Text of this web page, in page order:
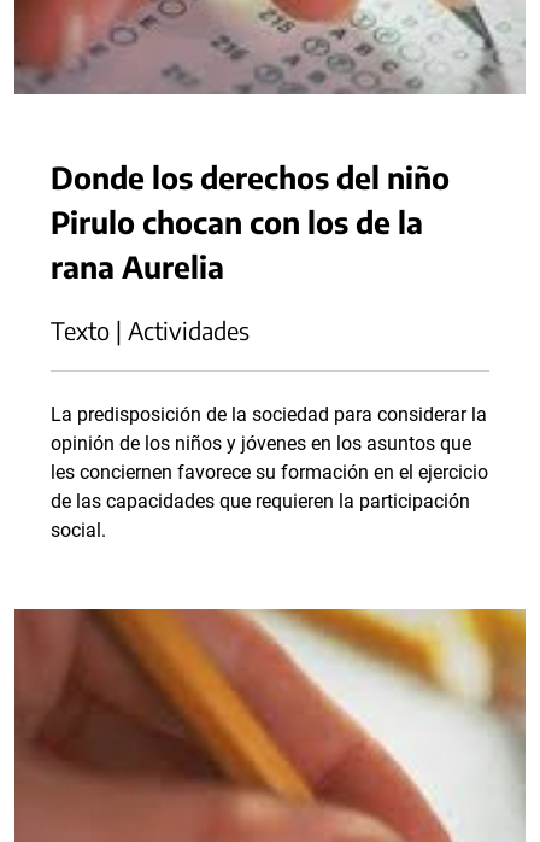
Donde los derechos del niño
Pirulo chocan con los de la
rana Aurelia
Texto | Actividades
La predisposición de la sociedad para considerar la
opinión de los niños y jóvenes en los asuntos que
les conciernen favorece su formación en el ejercicio
de las capacidades que requieren la participación
social.